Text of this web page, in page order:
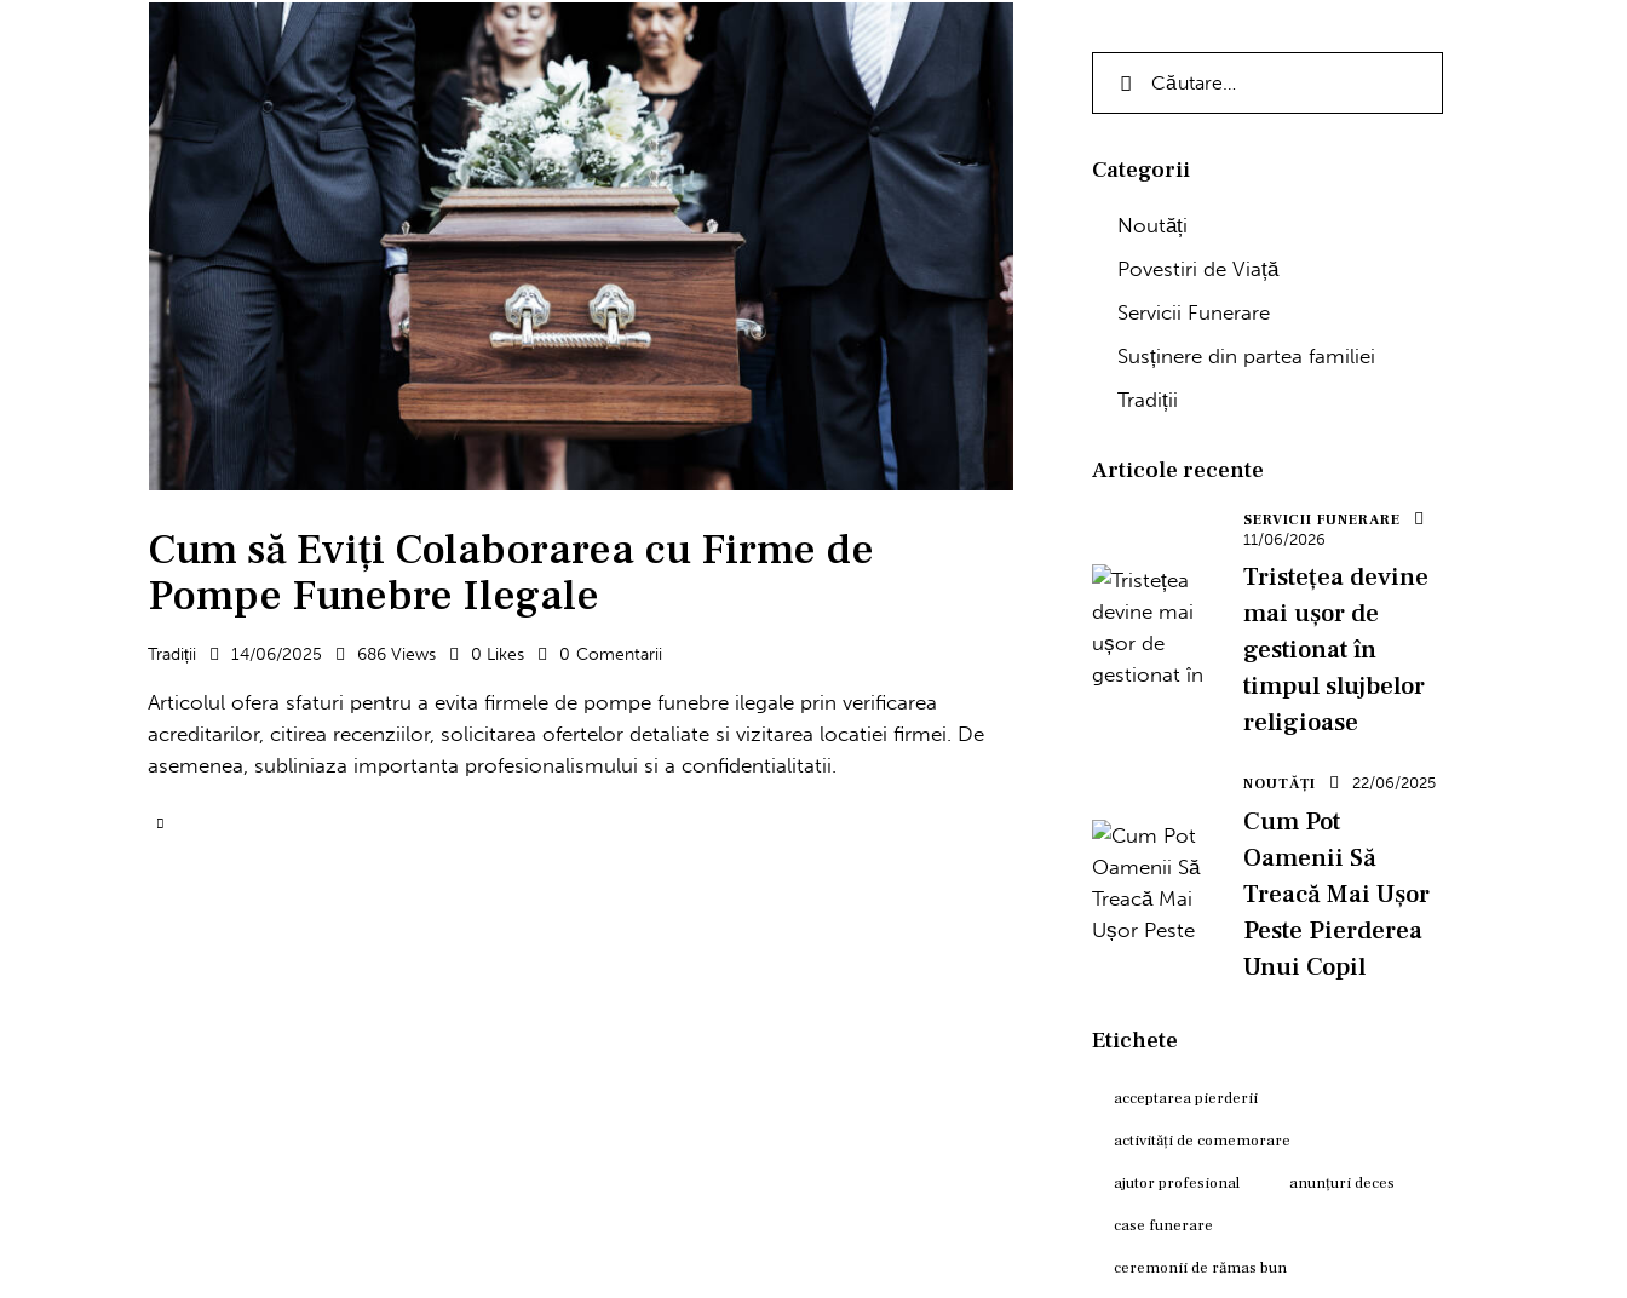
Cum să Eviți Colaborarea cu Firme de
Pompe Funebre Ilegale
Tradiții 14/06/2025 686 Views 0 Likes 0 Comentarii
Articolul ofera sfaturi pentru a evita firmele de pompe funebre ilegale prin verificarea
acreditarilor, citirea recenziilor, solicitarea ofertelor detaliate si vizitarea locatiei firmei. De
asemenea, subliniaza importanta profesionalismului si a confidentialitatii.
Categorii
Noutăți
Povestiri de Viață
Servicii Funerare
Susținere din partea familiei
Tradiții
Articole recente
SERVICII FUNERARE
11/06/2026
Tristețea devine
mai ușor de
gestionat în
timpul slujbelor
religioase
NOUTĂȚI 22/06/2025
Cum Pot
Oamenii Să
Treacă Mai Ușor
Peste Pierderea
Unui Copil
Etichete
acceptarea pierderii
activități de comemorare
ajutor profesional anunțuri deces
case funerare
ceremonii de rămas bun